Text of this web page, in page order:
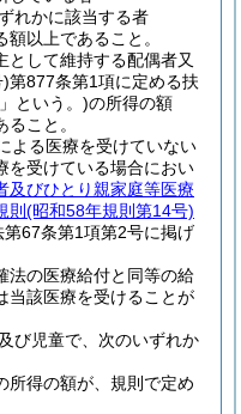
れかに該当する者
以上であること。
として維持する配偶者又
)第877条第1項に定める扶
という。)の所得の額
こと。
よる医療を受けていない
を受けている場合におい
及びひとり親家庭等医療
則 (昭和58年規則第14号)
第67条第1項第2号に掲げ
法の医療給付と同等の給
当該医療を受けることが
び児童で、次のいずれか
所得の額が、規則で定め